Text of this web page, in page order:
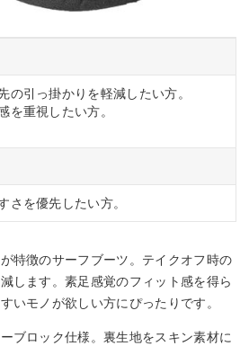
の引っ掛かりを軽減したい方。
を重視したい方。
さを優先したい方。
特徴のサーフブーツ。テイクオフ時の
します。素足感覚のフィット感を得ら
いモノが欲しい方にぴったりです。
ブロック仕様。裏生地をスキン素材に